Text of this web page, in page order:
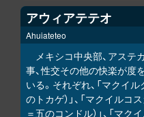
アウィアテテオ
Ahuiateteo
メキシコ中央部、アステ
事、性交その他の快楽が度
いる。それぞれ、「マクイ
のトカゲ）」、「マクイル
＝五のコンドル）」、「マ